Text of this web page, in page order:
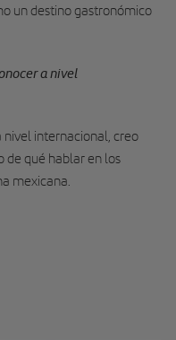
un destino gastronómico
a nivel
nivel internacional, creo
de qué hablar en los
mexicana.